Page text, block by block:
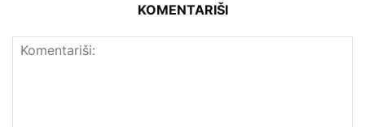
KOMENTARIŠI